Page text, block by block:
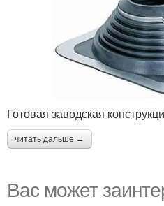
Готовая заводская
читать дальше →
Вас может